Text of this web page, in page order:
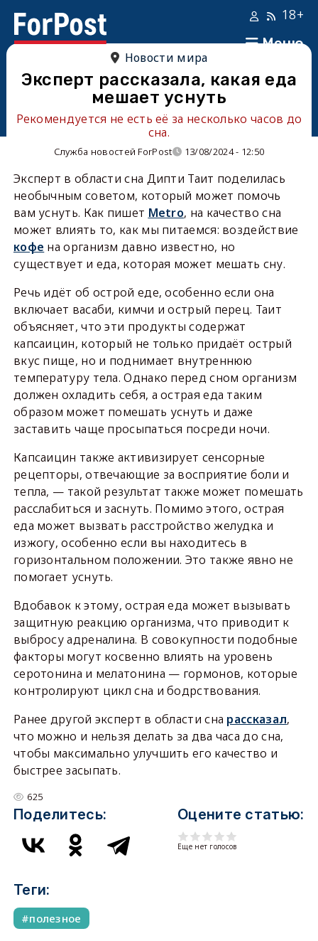
Меню
18+
Новости мира
Эксперт рассказала, какая еда
мешает уснуть
Рекомендуется не есть её за несколько часов до
сна.
Служба новостей ForPost 13/08/2024 - 12:50
Эксперт в области сна Дипти Таит поделилась
необычным советом, который может помочь
вам уснуть. Как пишет Metro, на качество сна
может влиять то, как мы питаемся: воздействие
кофе на организм давно известно, но
существует и еда, которая может мешать сну.
Речь идёт об острой еде, особенно если она
включает васаби, кимчи и острый перец. Таит
объясняет, что эти продукты содержат
капсаицин, который не только придаёт острый
вкус пище, но и поднимает внутреннюю
температуру тела. Однако перед сном организм
должен охладить себя, а острая еда таким
образом может помешать уснуть и даже
заставить чаще просыпаться посреди ночи.
Капсаицин также активизирует сенсорные
рецепторы, отвечающие за восприятие боли и
тепла, — такой результат также может помешать
расслабиться и заснуть. Помимо этого, острая
еда может вызвать расстройство желудка и
изжогу, особенно если вы находитесь в
горизонтальном положении. Это также явно не
помогает уснуть.
Вдобавок к этому, острая еда может вызывать
защитную реакцию организма, что приводит к
выбросу адреналина. В совокупности подобные
факторы могут косвенно влиять на уровень
серотонина и мелатонина — гормонов, которые
контролируют цикл сна и бодрствования.
Ранее другой эксперт в области сна рассказал,
что можно и нельзя делать за два часа до сна,
чтобы максимально улучшить его качество и
быстрее засыпать.
625
Поделитесь: Оцените статью:
Еще нет голосов
Теги:
полезное